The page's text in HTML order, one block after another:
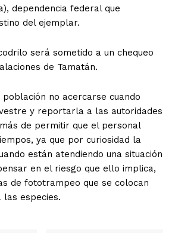
dependencia federal que
del ejemplar.
será sometido a un chequeo
de Tamatán.
población no acercarse cuando
y reportarla a las autoridades
de permitir que el personal
ya que por curiosidad la
están atendiendo una situación
en el riesgo que ello implica,
de fototrampeo que se colocan
especies.